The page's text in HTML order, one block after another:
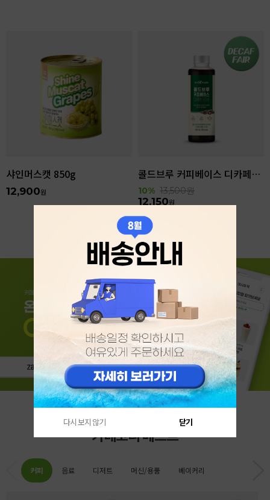
샤인머스캣 850g
12,900원
콜드브루 커피베이스 디카페인 리저브 440ml
10% 13,500원
12,150원
카테고리 베스트
커피 음료 디저트 머신/용품 베이커리
다시 보지 않기 닫기